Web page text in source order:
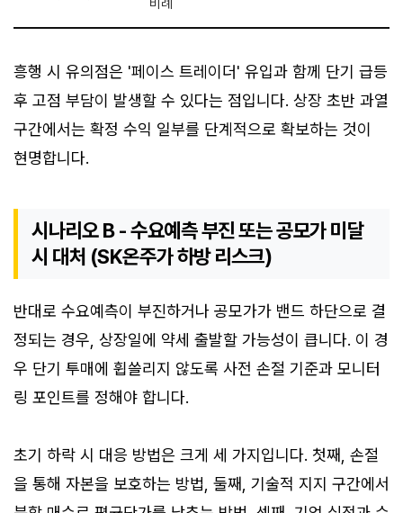
비례
흥행 시 유의점은 '페이스 트레이더' 유입과 함께 단기 급등
후 고점 부담이 발생할 수 있다는 점입니다. 상장 초반 과열
구간에서는 확정 수익 일부를 단계적으로 확보하는 것이
현명합니다.
시나리오 B - 수요예측 부진 또는 공모가 미달
시 대처 (SK온주가 하방 리스크)
반대로 수요예측이 부진하거나 공모가가 밴드 하단으로 결
정되는 경우, 상장일에 약세 출발할 가능성이 큽니다. 이 경
우 단기 투매에 휩쓸리지 않도록 사전 손절 기준과 모니터
링 포인트를 정해야 합니다.
초기 하락 시 대응 방법은 크게 세 가지입니다. 첫째, 손절
을 통해 자본을 보호하는 방법, 둘째, 기술적 지지 구간에서